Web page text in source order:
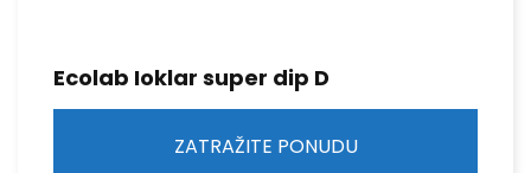
Ecolab Ioklar super dip D
ZATRAŽITE PONUDU